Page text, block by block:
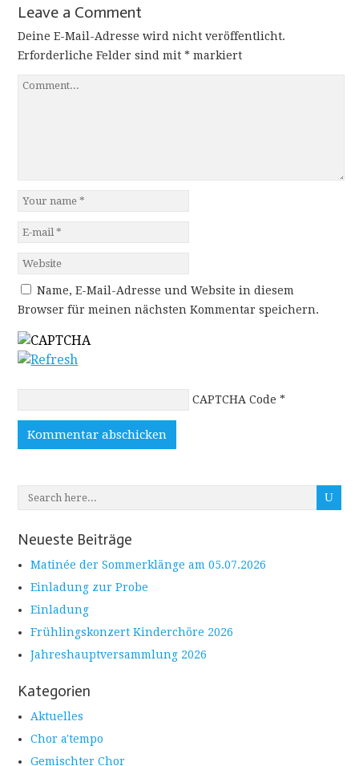
Leave a Comment
Deine E-Mail-Adresse wird nicht veröffentlicht.
Erforderliche Felder sind mit* markiert
Name, E-Mail-Adresse und Website in diesem
Browser für meinen nächsten Kommentar speichern.
CAPTCHA Code *
Neueste Beiträge
Matinée der Sommerklänge am 05.07.2026
Einladung zur Probe
Einladung
Frühlingskonzert Kinderchöre 2026
Jahreshauptversammlung 2026
Kategorien
Aktuelles
Chor a'tempo
Gemischter Chor